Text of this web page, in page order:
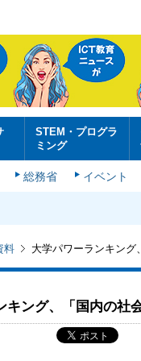
STEM・プログラ
ミング
総務省 イベント
料 大学パワーランキング
キング、「国内の社